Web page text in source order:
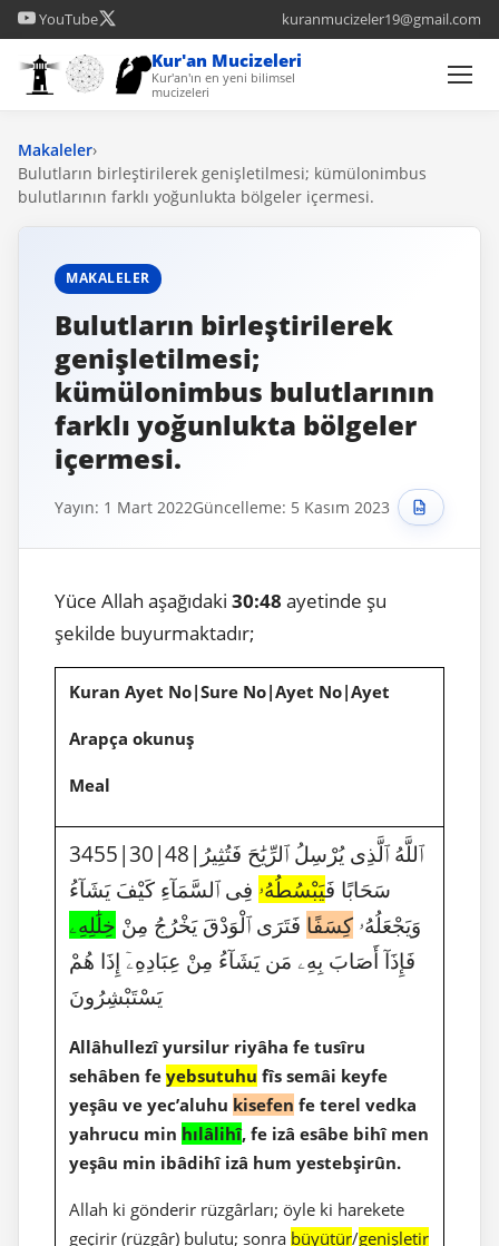
YouTube kuranmucizeler19@gmail.com
Kur'an Mucizeleri
Kur'an'ın en yeni bilimsel
mucizeleri
Makaleler›
Bulutların birleştirilerek genişletilmesi; kümülonimbus
bulutlarının farklı yoğunlukta bölgeler içermesi.
MAKALELER
Bulutların birleştirilerek
genişletilmesi;
kümülonimbus bulutlarının
farklı yoğunlukta bölgeler
içermesi.
Yayın: 1 Mart 2022Güncelleme: 5 Kasım 2023
Yüce Allah aşağıdaki 30:48 ayetinde şu
şekilde buyurmaktadır;
Kuran Ayet No|Sure No|Ayet No|Ayet
Arapça okunuş
Meal
3455|30|48|ٱللَّهُ ٱلَّذِى يُرْسِلُ ٱلرِّيَٰحَ فَتُثِيرُ
سَحَابًا فَيَبْسُطُهُۥ فِى ٱلسَّمَآءِ كَيْفَ يَشَآءُ
وَيَجْعَلُهُۥ كِسَفًا فَتَرَى ٱلْوَدْقَ يَخْرُجُ مِنْ خِلَٰلِهِۦ
فَإِذَآ أَصَابَ بِهِۦ مَن يَشَآءُ مِنْ عِبَادِهِۦٓ إِذَا هُمْ
يَسْتَبْشِرُونَ
Allâhullezî yursilur riyâha fe tusîru
sehâben fe yebsutuhu fîs semâi keyfe
yeşâu ve yec’aluhu kisefen fe terel vedka
yahrucu min hılâlihî, fe izâ esâbe bihî men
yeşâu min ibâdihî izâ hum yestebşirûn.
Allah ki gönderir rüzgârları; öyle ki harekete
geçirir (rüzgâr) bulutu; sonra büyütür/genişletir